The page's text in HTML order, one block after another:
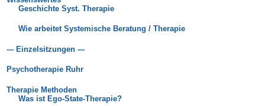
Geschichte Syst. Therapie
Wie arbeitet Systemische Beratung / Therapie
--- Einzelsitzungen ---
Psychotherapie Ruhr
Therapie Methoden
Was ist Ego-State-Therapie?